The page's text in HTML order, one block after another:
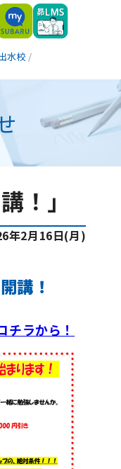
水校
！」
年2月16日(月)
講！
チラから！